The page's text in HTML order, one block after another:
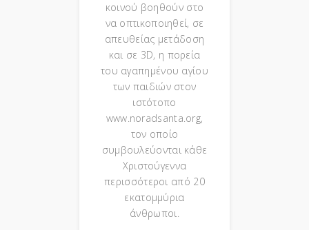
κοινού βοηθούν στο
να οπτικοποιηθεί, σε
απευθείας μετάδοση
και σε 3D, η πορεία
του αγαπημένου αγίου
των παιδιών στον
ιστότοπο
www.noradsanta.org,
τον οποίο
συμβουλεύονται κάθε
Χριστούγεννα
περισσότεροι από 20
εκατομμύρια
άνθρωποι.